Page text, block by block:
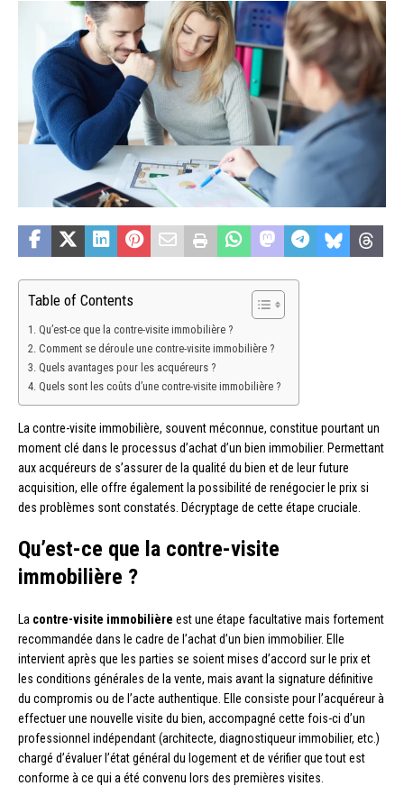
Table of Contents
Qu’est-ce que la contre-visite immobilière ?
Comment se déroule une contre-visite immobilière ?
Quels avantages pour les acquéreurs ?
Quels sont les coûts d’une contre-visite immobilière ?
La contre-visite immobilière, souvent méconnue, constitue pourtant un
moment clé dans le processus d’achat d’un bien immobilier. Permettant
aux acquéreurs de s’assurer de la qualité du bien et de leur future
acquisition, elle offre également la possibilité de renégocier le prix si
des problèmes sont constatés. Décryptage de cette étape cruciale.
Qu’est-ce que la contre-visite
immobilière ?
La contre-visite immobilière est une étape facultative mais fortement
recommandée dans le cadre de l’achat d’un bien immobilier. Elle
intervient après que les parties se soient mises d’accord sur le prix et
les conditions générales de la vente, mais avant la signature définitive
du compromis ou de l’acte authentique. Elle consiste pour l’acquéreur à
effectuer une nouvelle visite du bien, accompagné cette fois-ci d’un
professionnel indépendant (architecte, diagnostiqueur immobilier, etc.)
chargé d’évaluer l’état général du logement et de vérifier que tout est
conforme à ce qui a été convenu lors des premières visites.